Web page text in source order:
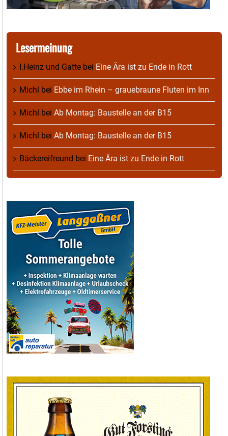
Lesermeinung
I.Heinz und Gatte bei Eine Ära ist zu Ende in Rott
Michl bei Ebbe im Rhein – grauebraune Fluten im Inn
Michl bei Ab Montag: Baustelle an der B15
Michl bei Ab Montag: Baustelle an der B15
Bäckereifreund bei Eine Ära ist zu Ende in Rott